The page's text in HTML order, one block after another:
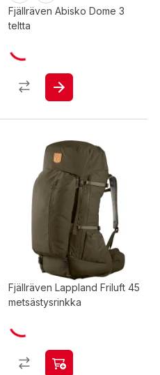
Fjällräven Abisko Dome 3
teltta
Fjällräven Lappland Friluft 45
metsästysrinkka